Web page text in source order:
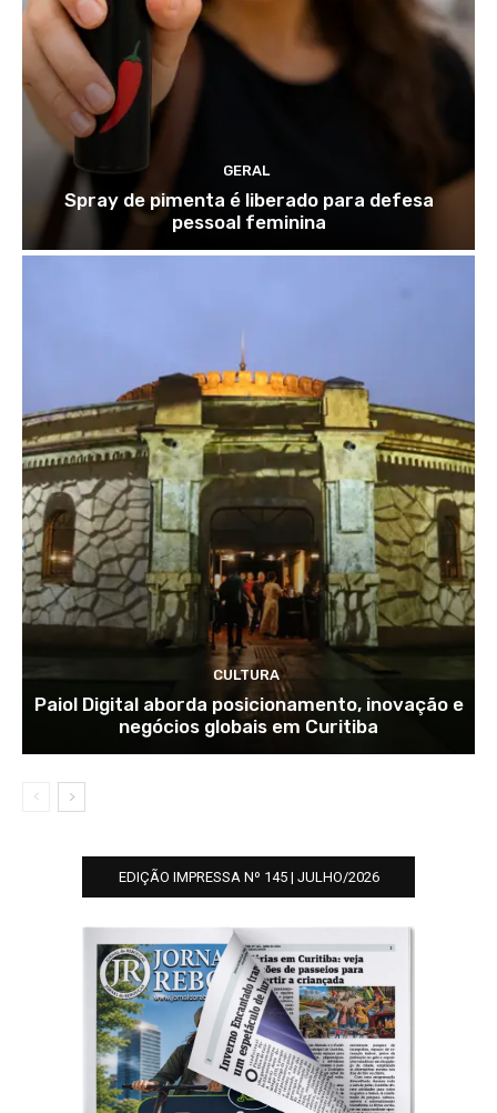
GERAL
Spray de pimenta é liberado para defesa
pessoal feminina
CULTURA
Paiol Digital aborda posicionamento, inovação e
negócios globais em Curitiba
EDIÇÃO IMPRESSA Nº 145 | JULHO/2026